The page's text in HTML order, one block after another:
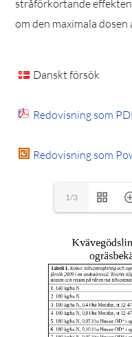
stråförkortande
om den maximala dosen
Danskt försök
Redovisning som
Redovisning som
1/3